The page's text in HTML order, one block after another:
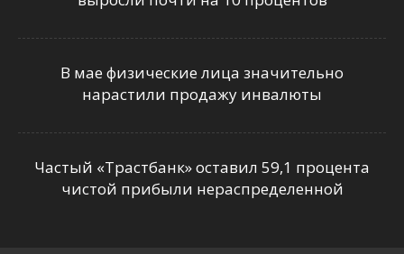
В мае физические лица значительно
нарастили продажу инвалюты
Частый «Трастбанк» оставил 59,1 процента
чистой прибыли нераспределенной